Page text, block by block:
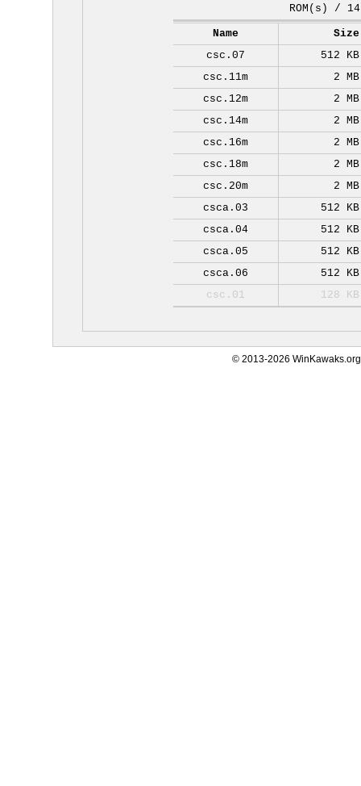
ROM(s) / 14
Name
Size
csc.07
512 KB
csc.11m
2 MB
csc.12m
2 MB
csc.14m
2 MB
csc.16m
2 MB
csc.18m
2 MB
csc.20m
2 MB
csca.03
512 KB
csca.04
512 KB
csca.05
512 KB
csca.06
512 KB
csc.01
128 KB
© 2013-2026